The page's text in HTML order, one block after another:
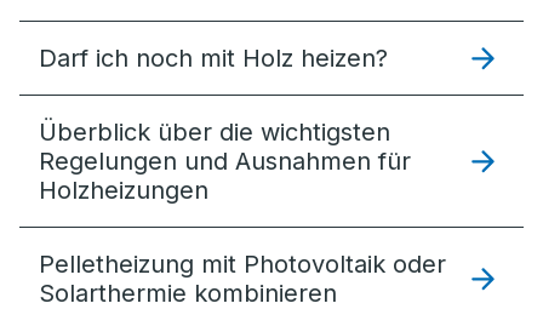
Darf ich noch mit Holz heizen?
Überblick über die wichtigsten
Regelungen und Ausnahmen für
Holzheizungen
Pelletheizung mit Photovoltaik oder
Solarthermie kombinieren